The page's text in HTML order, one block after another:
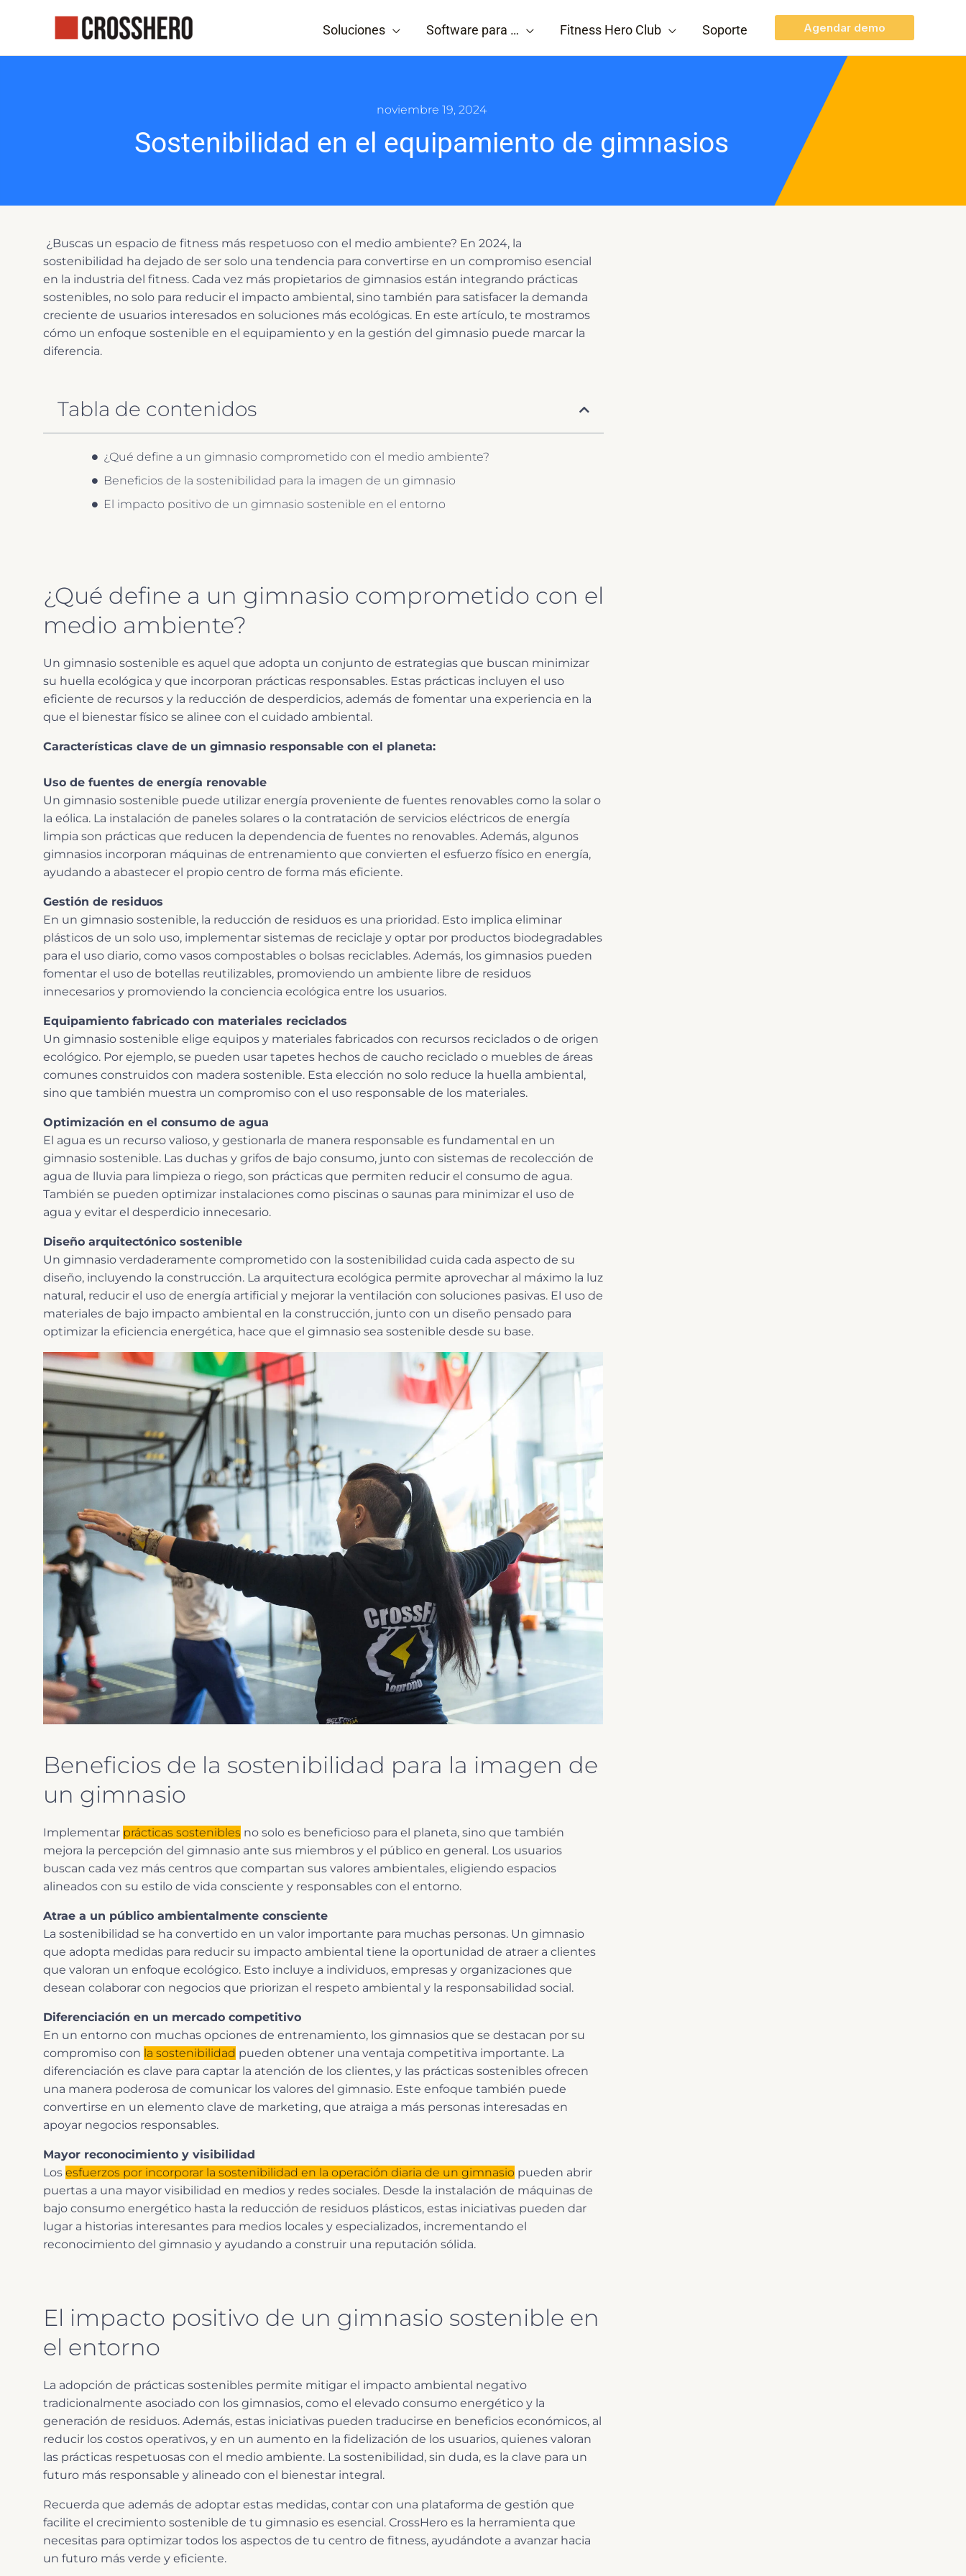
contenido
Soluciones Software para … Fitness Hero Club Soporte Agendar demo
noviembre 19, 2024
Sostenibilidad en el equipamiento de gimnasios
¿Buscas un espacio de fitness más respetuoso con el medio ambiente? En 2024, la
sostenibilidad ha dejado de ser solo una tendencia para convertirse en un compromiso esencial
en la industria del fitness. Cada vez más propietarios de gimnasios están integrando prácticas
sostenibles, no solo para reducir el impacto ambiental, sino también para satisfacer la demanda
creciente de usuarios interesados en soluciones más ecológicas. En este artículo, te mostramos
cómo un enfoque sostenible en el equipamiento y en la gestión del gimnasio puede marcar la
diferencia.
Tabla de contenidos
¿Qué define a un gimnasio comprometido con el medio ambiente?
Beneficios de la sostenibilidad para la imagen de un gimnasio
El impacto positivo de un gimnasio sostenible en el entorno
¿Qué define a un gimnasio comprometido con el
medio ambiente?
Un gimnasio sostenible es aquel que adopta un conjunto de estrategias que buscan minimizar
su huella ecológica y que incorporan prácticas responsables. Estas prácticas incluyen el uso
eficiente de recursos y la reducción de desperdicios, además de fomentar una experiencia en la
que el bienestar físico se alinee con el cuidado ambiental.
Características clave de un gimnasio responsable con el planeta:
Uso de fuentes de energía renovable
Un gimnasio sostenible puede utilizar energía proveniente de fuentes renovables como la solar o
la eólica. La instalación de paneles solares o la contratación de servicios eléctricos de energía
limpia son prácticas que reducen la dependencia de fuentes no renovables. Además, algunos
gimnasios incorporan máquinas de entrenamiento que convierten el esfuerzo físico en energía,
ayudando a abastecer el propio centro de forma más eficiente.
Gestión de residuos
En un gimnasio sostenible, la reducción de residuos es una prioridad. Esto implica eliminar
plásticos de un solo uso, implementar sistemas de reciclaje y optar por productos biodegradables
para el uso diario, como vasos compostables o bolsas reciclables. Además, los gimnasios pueden
fomentar el uso de botellas reutilizables, promoviendo un ambiente libre de residuos
innecesarios y promoviendo la conciencia ecológica entre los usuarios.
Equipamiento fabricado con materiales reciclados
Un gimnasio sostenible elige equipos y materiales fabricados con recursos reciclados o de origen
ecológico. Por ejemplo, se pueden usar tapetes hechos de caucho reciclado o muebles de áreas
comunes construidos con madera sostenible. Esta elección no solo reduce la huella ambiental,
sino que también muestra un compromiso con el uso responsable de los materiales.
Optimización en el consumo de agua
El agua es un recurso valioso, y gestionarla de manera responsable es fundamental en un
gimnasio sostenible. Las duchas y grifos de bajo consumo, junto con sistemas de recolección de
agua de lluvia para limpieza o riego, son prácticas que permiten reducir el consumo de agua.
También se pueden optimizar instalaciones como piscinas o saunas para minimizar el uso de
agua y evitar el desperdicio innecesario.
Diseño arquitectónico sostenible
Un gimnasio verdaderamente comprometido con la sostenibilidad cuida cada aspecto de su
diseño, incluyendo la construcción. La arquitectura ecológica permite aprovechar al máximo la luz
natural, reducir el uso de energía artificial y mejorar la ventilación con soluciones pasivas. El uso de
materiales de bajo impacto ambiental en la construcción, junto con un diseño pensado para
optimizar la eficiencia energética, hace que el gimnasio sea sostenible desde su base.
Beneficios de la sostenibilidad para la imagen de
un gimnasio
Implementar prácticas sostenibles no solo es beneficioso para el planeta, sino que también
mejora la percepción del gimnasio ante sus miembros y el público en general. Los usuarios
buscan cada vez más centros que compartan sus valores ambientales, eligiendo espacios
alineados con su estilo de vida consciente y responsables con el entorno.
Atrae a un público ambientalmente consciente
La sostenibilidad se ha convertido en un valor importante para muchas personas. Un gimnasio
que adopta medidas para reducir su impacto ambiental tiene la oportunidad de atraer a clientes
que valoran un enfoque ecológico. Esto incluye a individuos, empresas y organizaciones que
desean colaborar con negocios que priorizan el respeto ambiental y la responsabilidad social.
Diferenciación en un mercado competitivo
En un entorno con muchas opciones de entrenamiento, los gimnasios que se destacan por su
compromiso con la sostenibilidad pueden obtener una ventaja competitiva importante. La
diferenciación es clave para captar la atención de los clientes, y las prácticas sostenibles ofrecen
una manera poderosa de comunicar los valores del gimnasio. Este enfoque también puede
convertirse en un elemento clave de marketing, que atraiga a más personas interesadas en
apoyar negocios responsables.
Mayor reconocimiento y visibilidad
Los esfuerzos por incorporar la sostenibilidad en la operación diaria de un gimnasio pueden abrir
puertas a una mayor visibilidad en medios y redes sociales. Desde la instalación de máquinas de
bajo consumo energético hasta la reducción de residuos plásticos, estas iniciativas pueden dar
lugar a historias interesantes para medios locales y especializados, incrementando el
reconocimiento del gimnasio y ayudando a construir una reputación sólida.
El impacto positivo de un gimnasio sostenible en
el entorno
La adopción de prácticas sostenibles permite mitigar el impacto ambiental negativo
tradicionalmente asociado con los gimnasios, como el elevado consumo energético y la
generación de residuos. Además, estas iniciativas pueden traducirse en beneficios económicos, al
reducir los costos operativos, y en un aumento en la fidelización de los usuarios, quienes valoran
las prácticas respetuosas con el medio ambiente. La sostenibilidad, sin duda, es la clave para un
futuro más responsable y alineado con el bienestar integral.
Recuerda que además de adoptar estas medidas, contar con una plataforma de gestión que
facilite el crecimiento sostenible de tu gimnasio es esencial. CrossHero es la herramienta que
necesitas para optimizar todos los aspectos de tu centro de fitness, ayudándote a avanzar hacia
un futuro más verde y eficiente.